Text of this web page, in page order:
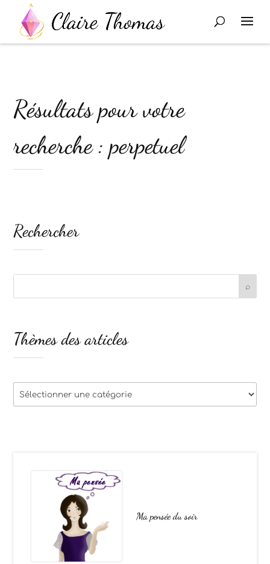
Résultats pour votre
recherche : perpetuel
Ma pensée du soir
Rechercher
Thèmes des articles
Thèmes
des